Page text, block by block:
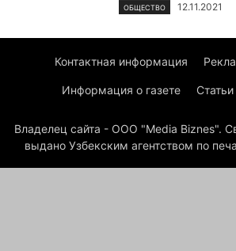
ОБЩЕСТВО 12.11.2021
Контактная информация
Информация о газете
Владелец сайта - ООО "Media Biznes".
выдано Узбекским агентством по